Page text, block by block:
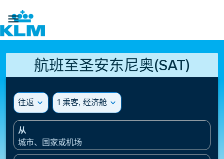

航班至圣安东尼奥(SAT)
往返 expand_more 1 乘客, 经济舱 expand_more
从
城市、国家或机场